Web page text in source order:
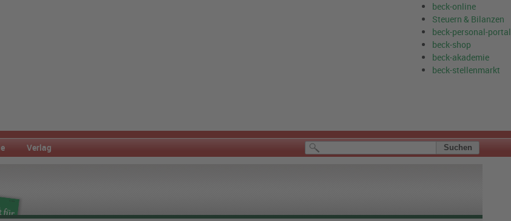
beck-online
Steuern & Bilanzen
beck-personal-portal
beck-shop
beck-akademie
beck-stellenmarkt
Verlag